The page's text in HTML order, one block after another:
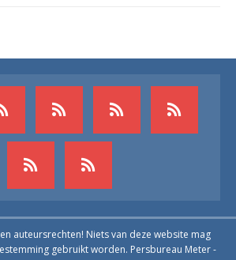
auteursrechten! Niets van deze website mag
gebruikt worden. Persbureau Meter -